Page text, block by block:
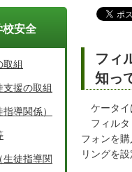
フィ
知っ
ケータイ
フィルタ
フォンを
リングを
校安全
取組
援の取組
導関係）
生徒指導関